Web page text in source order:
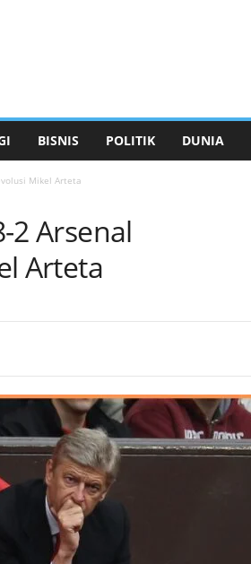
BISNIS POLITIK DUNIA
Mikel Arteta
2 Arsenal
Arteta